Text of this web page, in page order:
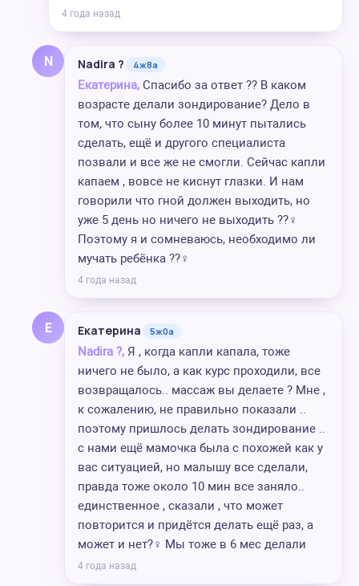
4 года назад
N Nadira ? 4ж8а
Екатерина, Спасибо за ответ ?? В каком
возрасте делали зондирование? Дело в
том, что сыну более 10 минут пытались
сделать, ещё и другого специалиста
позвали и все же не смогли. Сейчас капли
капаем , вовсе не киснут глазки. И нам
говорили что гной должен выходить, но
уже 5 день но ничего не выходить ??‍♀️
Поэтому я и сомневаюсь, необходимо ли
мучать ребёнка ??‍♀️
4 года назад
Е Екатерина 5ж0а
Nadira ?, Я , когда капли капала, тоже
ничего не было, а как курс проходили, все
возвращалось.. массаж вы делаете ? Мне ,
к сожалению, не правильно показали ..
поэтому пришлось делать зондирование ..
с нами ещё мамочка была с похожей как у
вас ситуацией, но малышу все сделали,
правда тоже около 10 мин все заняло..
единственное , сказали , что может
повторится и придётся делать ещё раз, а
может и нет?‍♀️ Мы тоже в 6 мес делали
4 года назад